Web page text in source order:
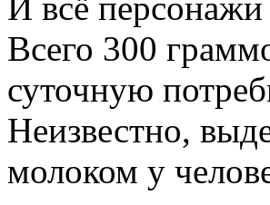
Всего 300
суточную
Неизвестно,
молоком у